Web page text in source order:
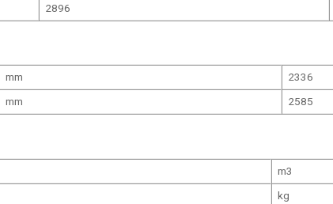
2896
mm
2336
mm 2585
m3
kg